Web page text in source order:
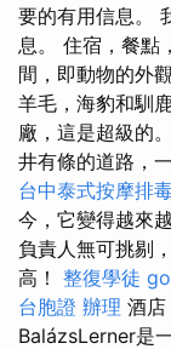
要的有用信息。
息。 住宿，餐點
間，即動物的外
羊毛，海豹和馴
廠，這是超級的。
井有條的道路，
台中泰式按摩排
今，它變得越來
負責人無可挑剔
高！ 整復學徒
台胞證 辦理 酒店
BalázsLerner是